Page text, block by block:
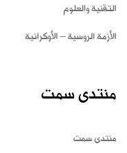
التقنية والعلوم
الأزمة الروسية – الأوكرانية
منتدى سمت
منتدى سمت